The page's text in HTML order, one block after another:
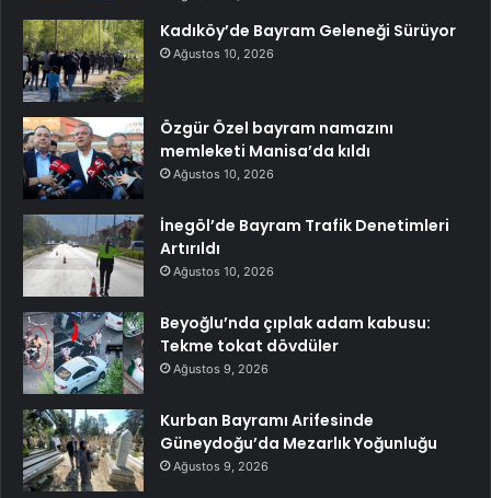
Kadıköy’de Bayram Geleneği Sürüyor
Ağustos 10, 2026
Özgür Özel bayram namazını
memleketi Manisa’da kıldı
Ağustos 10, 2026
İnegöl’de Bayram Trafik Denetimleri
Artırıldı
Ağustos 10, 2026
Beyoğlu’nda çıplak adam kabusu:
Tekme tokat dövdüler
Ağustos 9, 2026
Kurban Bayramı Arifesinde
Güneydoğu’da Mezarlık Yoğunluğu
Ağustos 9, 2026